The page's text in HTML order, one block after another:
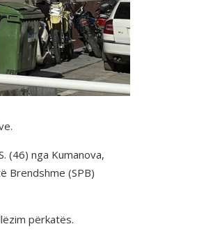
(46) nga Kumanova,
Brendshme (SPB)
përkatës.